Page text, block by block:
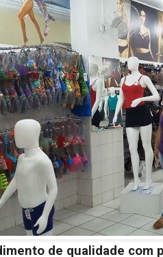
de qualidade com